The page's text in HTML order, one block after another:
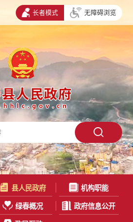
长者模式 无障碍浏览
县人民政府 机构职能
绿春概况 政府信息公开